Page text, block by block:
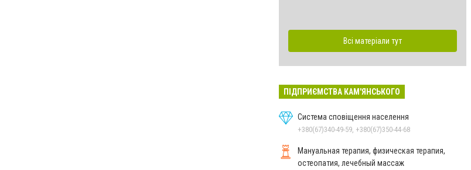
Всі матеріали тут
ПІДПРИЄМСТВА КАМ'ЯНСЬКОГО
Система сповіщення населення
+380(67)340-49-59, +380(67)350-44-68
Мануальная терапия, физическая терапия,
остеопатия, лечебный массаж